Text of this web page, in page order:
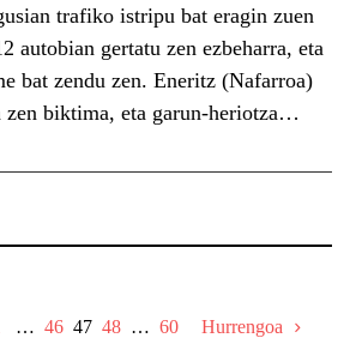
trafiko istripu bat eragin zuen
autobian gertatu zen ezbeharra, eta
bat zendu zen. Eneritz (Nafarroa)
biktima, eta garun-heriotza
intentsiboetako unitatean, zendu zen
… 46 47 48 … 60 Hurrengoa